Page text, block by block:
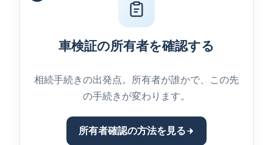
車検証の所有者を確認する
相続手続きの出発点。所有者が誰かで、この先
の手続きが変わります。
所有者確認の方法を見る